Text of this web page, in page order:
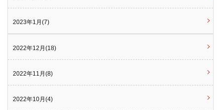
2023年1月(7)
2022年12月(18)
2022年11月(8)
2022年10月(4)